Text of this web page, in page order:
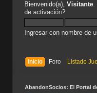
Bienvenido(a), Visitante.
de activación?
Ingresar con nombre de
Inicio Foro Listado
AbandonSocios: El Portal